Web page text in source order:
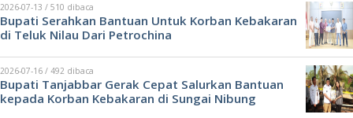
2026-07-13 / 510 dibaca
Bupati Serahkan Bantuan Untuk Korban Kebakaran
di Teluk Nilau Dari Petrochina
2026-07-16 / 492 dibaca
Bupati Tanjabbar Gerak Cepat Salurkan Bantuan
kepada Korban Kebakaran di Sungai Nibung